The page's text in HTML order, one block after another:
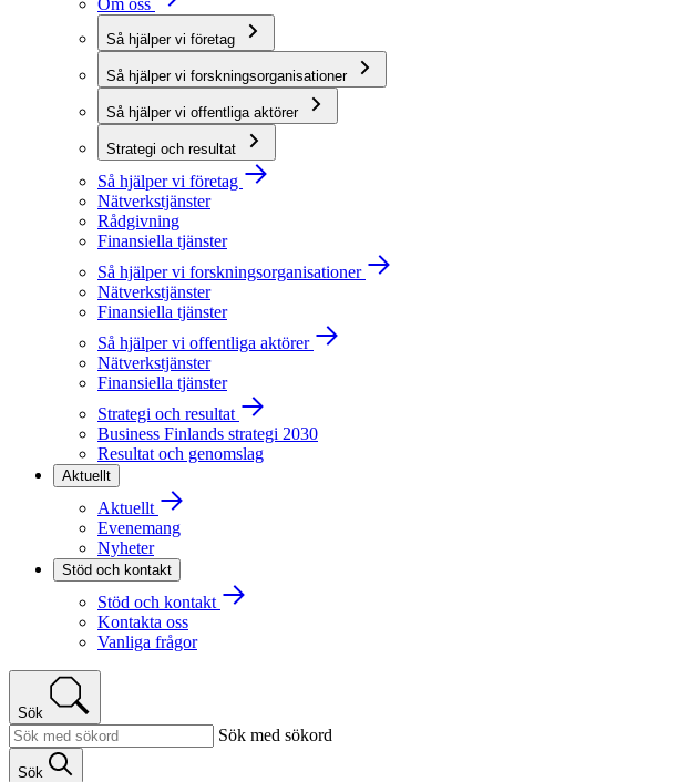
Om oss
Så hjälper vi företag
Så hjälper vi forskningsorganisationer
Så hjälper vi offentliga aktörer
Strategi och resultat
Så hjälper vi företag
Nätverkstjänster
Rådgivning
Finansiella tjänster
Så hjälper vi forskningsorganisationer
Nätverkstjänster
Finansiella tjänster
Så hjälper vi offentliga aktörer
Nätverkstjänster
Finansiella tjänster
Strategi och resultat
Business Finlands strategi 2030
Resultat och genomslag
Aktuellt
Aktuellt
Evenemang
Nyheter
Stöd och kontakt
Stöd och kontakt
Kontakta oss
Vanliga frågor
Sök
Sök med sökord
Sök